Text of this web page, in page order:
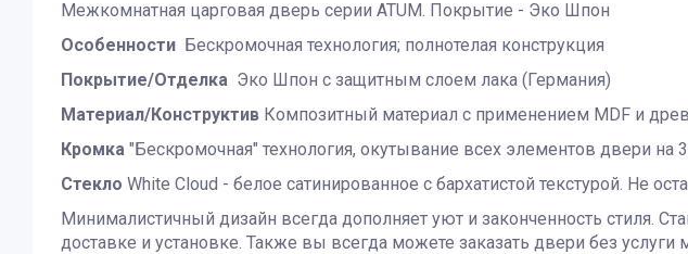
Межкомнатная царговая дверь серии ATUM. Покрытие - Эко Шпон
Особенности Бескромочная технология; полнотелая конструкция
Покрытие/Отделка Эко Шпон с защитным слоем лака (Германия)
Материал/Конструктив Композитный материал с применением MDF и
Кромка "Бескромочная" технология, окутывание всех элементов двери на
Стекло White Cloud - белое сатинированное с бархатистой текстурой. Не
Минималистичный дизайн всегда дополняет уют и законченность стиля.
доставке и установке. Также вы всегда можете заказать двери без